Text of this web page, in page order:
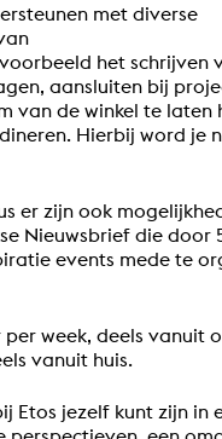
met diverse
het schrijven
aansluiten bij
van de winkel te laten
Hierbij word je
er zijn ook
Nieuwsbrief die
events mede te
week, deels vanuit
vanuit huis.
Etos jezelf kunt zijn in